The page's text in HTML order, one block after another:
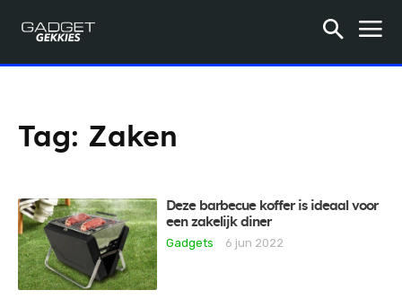
Tag: Zaken
Deze barbecue koffer is ideaal voor
een zakelijk diner
Gadgets
6 jun 2022